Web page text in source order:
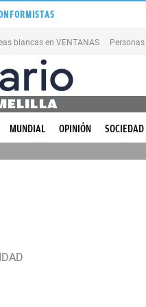
blancas en VENTANAS Personas
MUNDIAL OPINIÓN SOCIEDAD